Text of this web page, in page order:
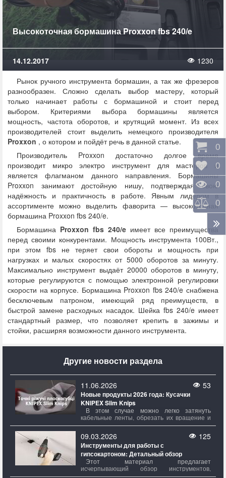
Высокоточная бормашина Proxxon fbs 240/e
14.12.2017
1230
Рынок ручного инструмента бормашин, а так же фрезеров
разнообразен. Сложно сделать выбор мастеру, который
только начинает работы с бормашиной и стоит перед
выбором. Критериями выбора бормашины является
мощность, частота оборотов, и крутящий момент. Из всех
производителей стоит выделить немецкого производителя
Proxxon , о котором и пойдёт речь в данной статье.
Производитель Proxxon достаточно долгое время
производит микро электро инструмент для мастеров и
является флагманом данного направления. Бормашины
Proxxon занимают достойную нишу, подтверждая свою
надёжность и практичность в работе. Явным лидером в
ассортименте можно выделить фаворита — высокоточная
бормашина Proxxon fbs 240/e.
Бормашина Proxxon fbs 240/e имеет все преимущества
перед своими конкурентами. Мощность инструмента 100Вт.,
при этом fbs не теряет свои обороты и мощность при
нагрузках и малых скоростях от 5000 оборотов за минуту.
Максимально инструмент выдаёт 20000 оборотов в минуту,
которые регулируются с помощью электронной регулировки
скорости на корпусе. Бормашина Proxxon fbs 240/e снабжена
бесключевым патроном, имеющий ряд преимуществ, в
быстрой замене расходных насадок. Шейка fbs 240/e имеет
стандартный размер, что позволяет крепить в зажимы и
стойки, расширяя возможности данного инструмента.
Другие новости раздела
11.06.2026 53
Новые продукты 2026 года: Кусачки
KNIPEX Slim Knips
В этом случае можно легко затянуть
кабельные ленты, обрезать их вращение и
при необходимости снять, не снимая при
этом инструмент. Ріжучие кромки, которые
надійно фиксируются, можно использовать
безпечными ножами Slim Knips для
транспортировки и предварительной
подготовки к роботу.
09.03.2026 125
Инструменты для работы с
гипсокартоном: Детальный обзор
Этот материал предлагает
исчерпывающий обзор инструментов,
необходимых для монтажа гипсокартона.
0
0
0
0